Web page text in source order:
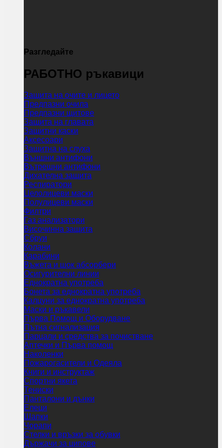
Разгледайте
РАБОТНО ръкавици
Защита на очите и лицето
Предпазни очила
Предпазни щитове
Защита на главата
Защитни каски
Аксесоари
Защитна на слуха
Външни антифони
Вътрешни антифони
Дихателна защита
Респиратори
Целолицеви маски
Полулицеви маски
Филтри
Газ анализатори
Височинна защита
Сбруи
Колани
Карабини
Въжета и шок абсорбери
Осигурителни линии
Еднократна употреба
Бонета за еднократна употреба
Калцуни за еднократна употреба
Маски и ръкавели
Първа Помощ и Оборудване
Пътна сигнализация
Парцали и средства за почистване
Аптечки и Първа помощ
Наколенки
Пожарогасители и Одеяла
Книги и инструктаж
Спортни якета
Тениски
Панталони и дънки
Елеци
Шапки
Чорапи
Стелки и връзки за обувки
Държачи за ципове